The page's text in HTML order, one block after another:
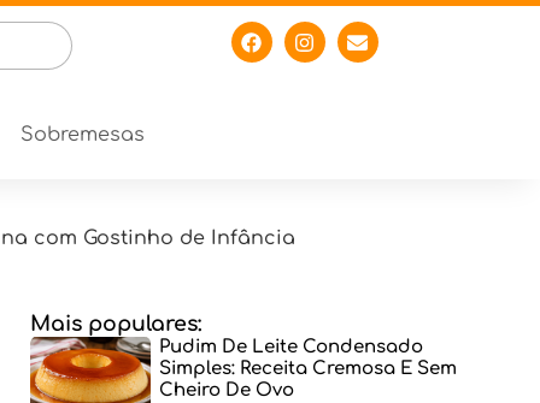
Sobremesas
com Gostinho de Infância
Mais populares:
Pudim De Leite Condensado
Simples: Receita Cremosa E Sem
Cheiro De Ovo